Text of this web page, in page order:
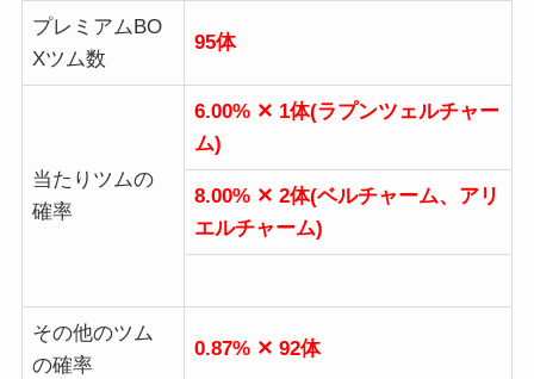
プレミアムBO
Xツム数
95体
当たりツムの
確率
6.00% ✕ 1体(ラプンツェルチャー
ム)
8.00% ✕ 2体(ベルチャーム、アリ
エルチャーム)
その他のツム
の確率
0.87% ✕ 92体